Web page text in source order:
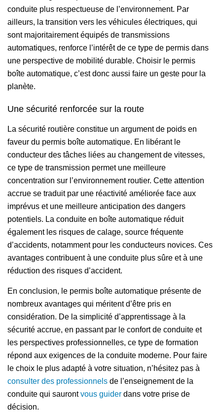
conduite plus respectueuse de l’environnement. Par
ailleurs, la transition vers les véhicules électriques, qui
sont majoritairement équipés de transmissions
automatiques, renforce l’intérêt de ce type de permis dans
une perspective de mobilité durable. Choisir le permis
boîte automatique, c’est donc aussi faire un geste pour la
planète.
Une sécurité renforcée sur la route
La sécurité routière constitue un argument de poids en
faveur du permis boîte automatique. En libérant le
conducteur des tâches liées au changement de vitesses,
ce type de transmission permet une meilleure
concentration sur l’environnement routier. Cette attention
accrue se traduit par une réactivité améliorée face aux
imprévus et une meilleure anticipation des dangers
potentiels. La conduite en boîte automatique réduit
également les risques de calage, source fréquente
d’accidents, notamment pour les conducteurs novices. Ces
avantages contribuent à une conduite plus sûre et à une
réduction des risques d’accident.
En conclusion, le permis boîte automatique présente de
nombreux avantages qui méritent d’être pris en
considération. De la simplicité d’apprentissage à la
sécurité accrue, en passant par le confort de conduite et
les perspectives professionnelles, ce type de formation
répond aux exigences de la conduite moderne. Pour faire
le choix le plus adapté à votre situation, n’hésitez pas à
consulter des professionnels de l’enseignement de la
conduite qui saurontvous guider dans votre prise de
décision.